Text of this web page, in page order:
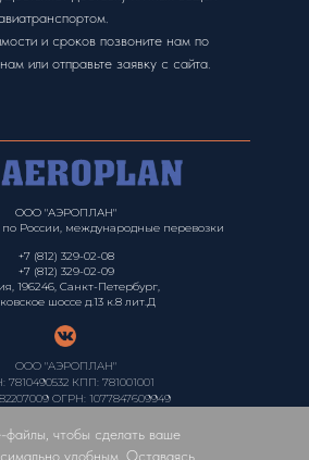
и сроков позвоните нам по
или отправьте заявку с сайта.
файлы, чтобы сделать ваше
удобным. Оставаясь
+7 (812) 329-02-08
+7 (812) 329-02-09
196246, Санкт-Петербург,
шоссе д.13 к.8 лит.Д
ООО "АЭРОПЛАН"
по России, международные перевозки
ООО "АЭРОПЛАН"
7810490532 КПП: 781001001
ОГРН: 1077847609949